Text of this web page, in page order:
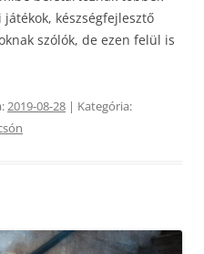
készségfejlesztő
szólók, de ezen felül is
2019-08-28 | Kategória: